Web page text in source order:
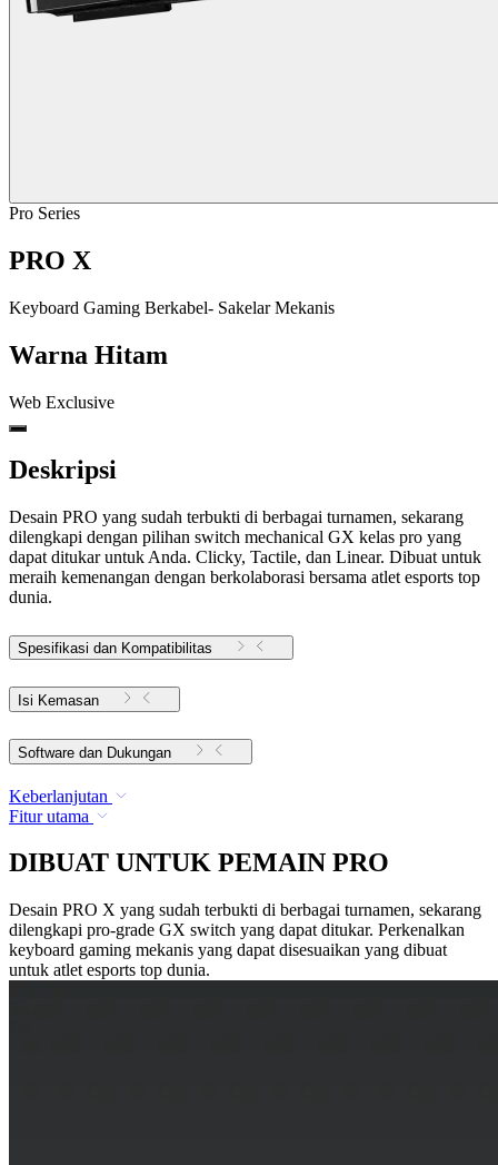
Pro Series
PRO X
Keyboard Gaming Berkabel- Sakelar Mekanis
Warna Hitam
Web Exclusive
Deskripsi
Desain PRO yang sudah terbukti di berbagai turnamen, sekarang
dilengkapi dengan pilihan switch mechanical GX kelas pro yang
dapat ditukar untuk Anda. Clicky, Tactile, dan Linear. Dibuat untuk
meraih kemenangan dengan berkolaborasi bersama atlet esports top
dunia.
Spesifikasi dan Kompatibilitas
Isi Kemasan
Software dan Dukungan
Keberlanjutan
Fitur utama
DIBUAT UNTUK PEMAIN PRO
Desain PRO X yang sudah terbukti di berbagai turnamen, sekarang
dilengkapi pro-grade GX switch yang dapat ditukar. Perkenalkan
keyboard gaming mekanis yang dapat disesuaikan yang dibuat
untuk atlet esports top dunia.